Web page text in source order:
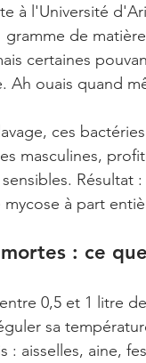
à l'Université
de
certaines
Ah ouais quand
ces
masculines,
Résultat
mycose à part
: ce
0,5 et 1 litre
sa
aisselles, aine,